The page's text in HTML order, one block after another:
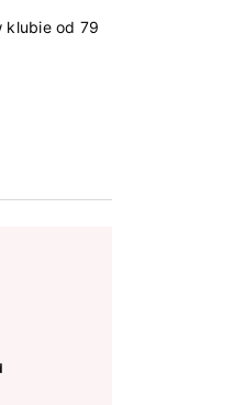
klubie od 79